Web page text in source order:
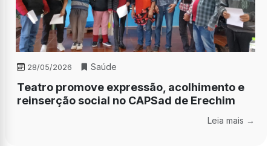
28/05/2026 Saúde
Teatro promove expressão, acolhimento e
reinserção social no CAPSad de Erechim
Leia mais →